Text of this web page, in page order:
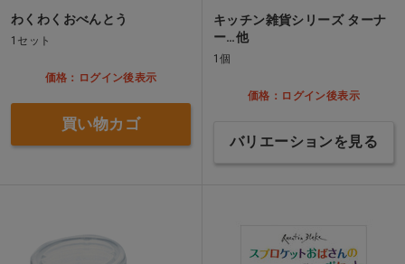
わくわくおべんとう
1セット
価格：ログイン後表示
買い物カゴ
キッチン雑貨シリーズ ターナ
ー…他
1個
価格：ログイン後表示
バリエーションを見る